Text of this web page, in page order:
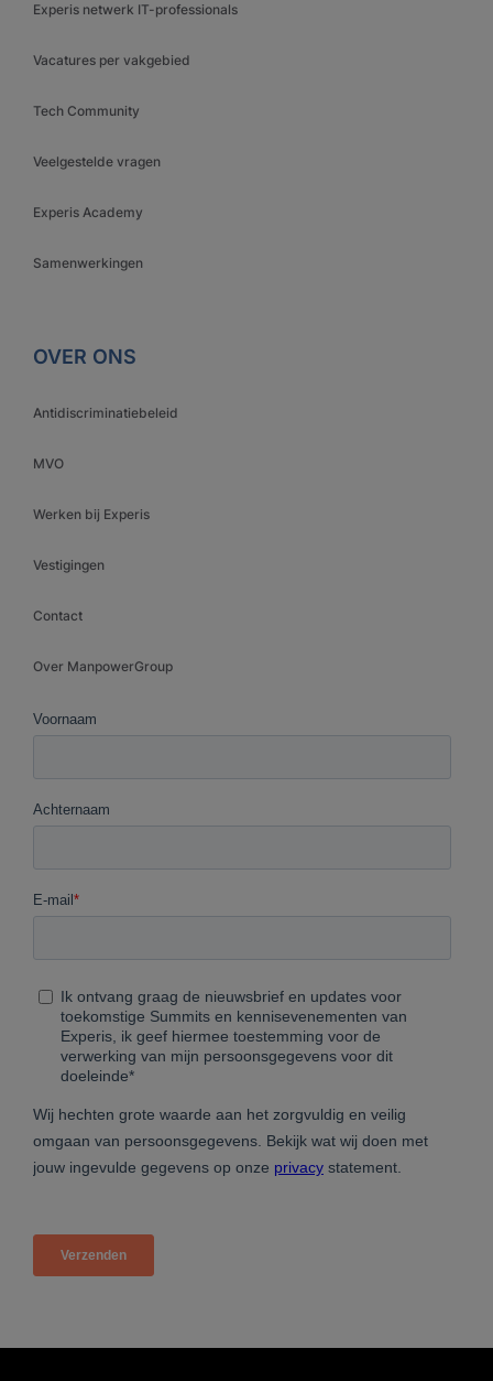
Experis netwerk IT-professionals
Vacatures per vakgebied
Tech Community
Veelgestelde vragen
Experis Academy
Samenwerkingen
OVER ONS
Antidiscriminatiebeleid
MVO
Werken bij Experis
Vestigingen
Contact
Over ManpowerGroup